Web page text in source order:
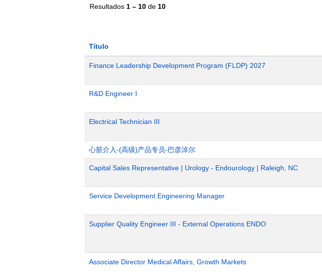
Resultados 1 – 10 de 10
Título
Finance Leadership Development Program (FLDP) 2027
R&D Engineer I
Electrical Technician III
心脏介入-(高级)产品专员-巴彦淖尔
Capital Sales Representative | Urology - Endourology | Raleigh, NC
Service Development Engineering Manager
Supplier Quality Engineer III - External Operations ENDO
Associate Director Medical Affairs, Growth Markets